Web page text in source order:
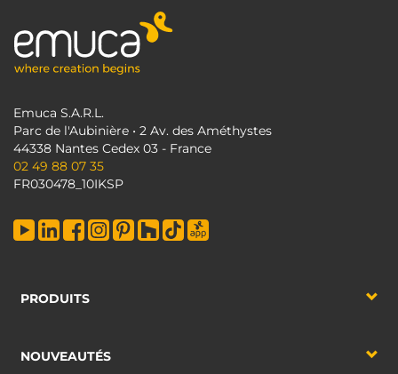
Emuca S.A.R.L.
Parc de l'Aubinière • 2 Av. des Améthystes
44338 Nantes Cedex 03 - France
02 49 88 07 35
FR030478_10IKSP
PRODUITS
NOUVEAUTÉS